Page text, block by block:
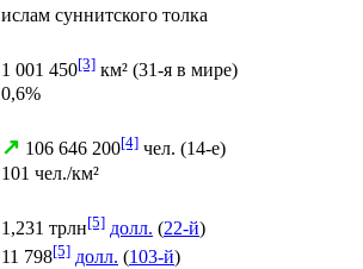
ислам суннитского толка
1 001 450[3] км² (31-я в мире)
0,6%
↗ 106 646 200[4] чел. (14-е)
101 чел./км²
1,231 трлн[5] долл. (22-й)
11 798[5] долл. (103-й)